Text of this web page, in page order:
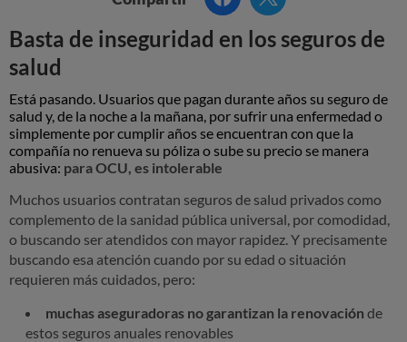
d
a
d
e
n
l
o
s
s
e
Basta de inseguridad en los seguros de
salud
Está pasando. Usuarios que pagan durante años su seguro de
salud y, de la noche a la mañana, por sufrir una enfermedad o
simplemente por cumplir años se encuentran con que la
compañía no renueva su póliza o sube su precio se manera
abusiva: para OCU, es intolerable
Muchos usuarios contratan seguros de salud privados como
complemento de la sanidad pública universal, por comodidad,
o buscando ser atendidos con mayor rapidez. Y precisamente
buscando esa atención cuando por su edad o situación
requieren más cuidados, pero:
muchas aseguradoras no garantizan la renovación de
estos seguros anuales renovables